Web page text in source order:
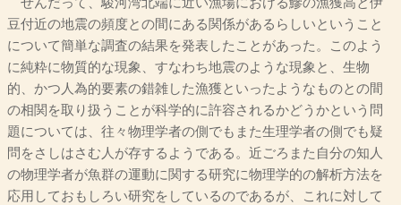
せんだって、駿河湾北端に近い漁場における鰺の漁獲高と伊
豆付近の地震の頻度との間にある関係があるらしいということ
について簡単な調査の結果を発表したことがあった。このよう
に純粋に物質的な現象、すなわち地震のような現象と、生物
的、かつ人為的要素の錯雑した漁獲といったようなものとの間
の相関を取り扱うことが科学的に許容されるかどうかという問
題については、往々物理学者の側でもまた生理学者の側でも疑
問をさしはさむ人が存するようである。近ごろまた自分の知人
の物理学者が魚群の運動に関する研究に物理学的の解析方法を
応用しておもしろい研究をしているのであるが、これに対して